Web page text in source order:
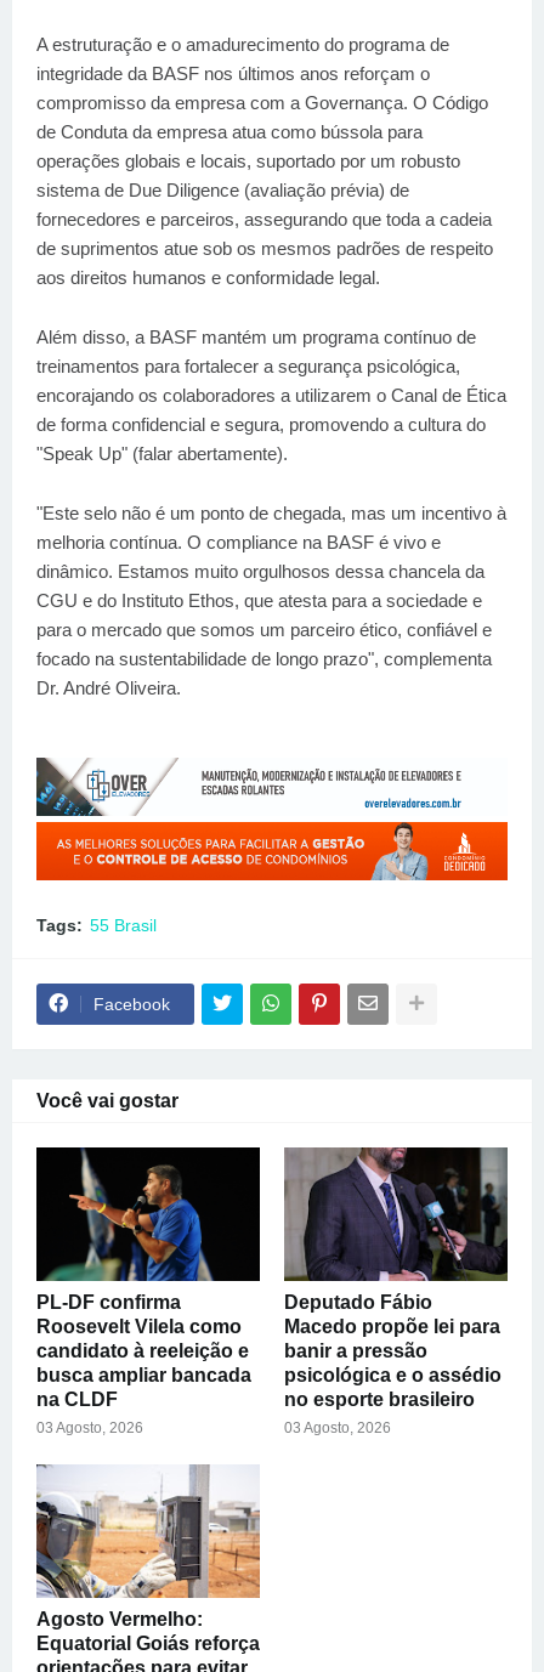
A estruturação e o amadurecimento do programa de
integridade da BASF nos últimos anos reforçam o
compromisso da empresa com a Governança. O Código
de Conduta da empresa atua como bússola para
operações globais e locais, suportado por um robusto
sistema de Due Diligence (avaliação prévia) de
fornecedores e parceiros, assegurando que toda a cadeia
de suprimentos atue sob os mesmos padrões de respeito
aos direitos humanos e conformidade legal.
Além disso, a BASF mantém um programa contínuo de
treinamentos para fortalecer a segurança psicológica,
encorajando os colaboradores a utilizarem o Canal de Ética
de forma confidencial e segura, promovendo a cultura do
"Speak Up" (falar abertamente).
"Este selo não é um ponto de chegada, mas um incentivo à
melhoria contínua. O compliance na BASF é vivo e
dinâmico. Estamos muito orgulhosos dessa chancela da
CGU e do Instituto Ethos, que atesta para a sociedade e
para o mercado que somos um parceiro ético, confiável e
focado na sustentabilidade de longo prazo", complementa
Dr. André Oliveira.
Tags: 55 Brasil
Facebook
Você vai gostar
PL-DF confirma
Roosevelt Vilela como
candidato à reeleição e
busca ampliar bancada
na CLDF
03 Agosto, 2026
Deputado Fábio
Macedo propõe lei para
banir a pressão
psicológica e o assédio
no esporte brasileiro
03 Agosto, 2026
Agosto Vermelho:
Equatorial Goiás reforça
orientações para evitar